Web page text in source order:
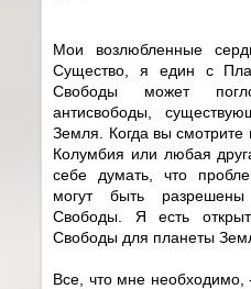
Мои возлюбленные
Существо, я един с
Свободы может
антисвободы,
Земля. Когда вы
Колумбия или любая
себе думать, что
могут быть
Свободы. Я есть
Свободы для планеты
Все, что мне необходимо,